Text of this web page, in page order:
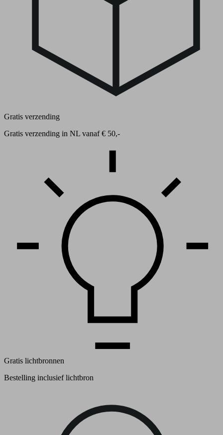
Gratis verzending
Gratis verzending in NL vanaf € 50,-
Gratis lichtbronnen
Bestelling inclusief lichtbron